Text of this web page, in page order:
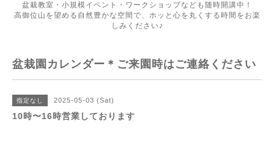
盆栽教室・小規模イベント・ワークショップなども随時開講中！
高御位山を望める自然豊かな空間で、ホッと心を丸くする時間をお楽
しみください♪
盆栽園カレンダー＊ご来園時はご連絡ください
指定なし 2025-05-03 (Sat)
10時〜16時営業しております